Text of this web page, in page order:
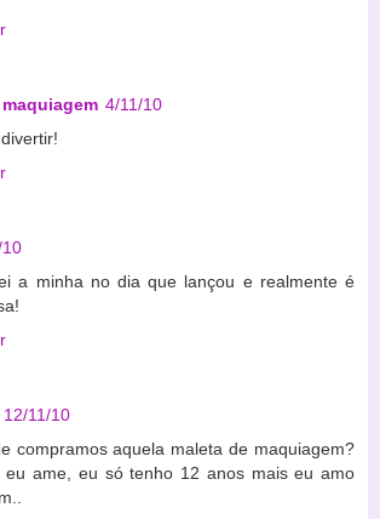
4/11/10
a minha no dia que lançou e realmente é
12/11/10
compramos aquela maleta de maquiagem?
ame, eu só tenho 12 anos mais eu amo